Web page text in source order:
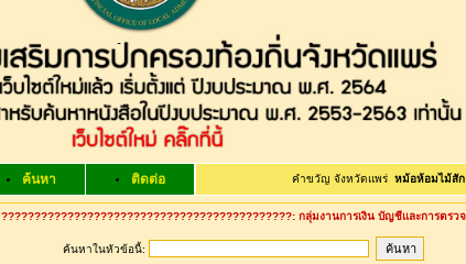
ค้นหา ติดต่อ คำขวัญ จังหวัดแพร่หม้อห้อมไม้สัก ถิ่นรักพระล
????????????????????????????????????????????: กลุ่มงานการเงิน บัญชีและการตรว
ค้นหาในหัวข้อนี้: